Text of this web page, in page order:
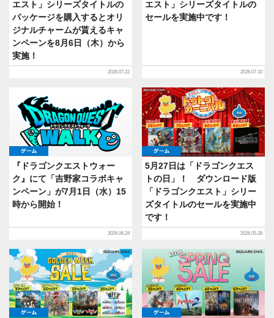
エスト」シリーズタイトルの
パッケージを購入するとオリ
ジナルチャームが貰えるキャ
ンペーンを8月6日（木）から
実施！
2026.07.22
エスト」シリーズタイトルの
セールを実施中です！
2026.07.10
『ドラゴンクエストウォー
ク』にて「吉野家コラボキャ
ンペーン」が7月1日（水）15
時から開始！
2026.06.24
ゲーム
5月27日は「ドラゴンクエス
トの日」！ ダウンロード版
「ドラゴンクエスト」シリー
ズタイトルのセールを実施中
です！
2026.05.28
ゲーム ゲーム